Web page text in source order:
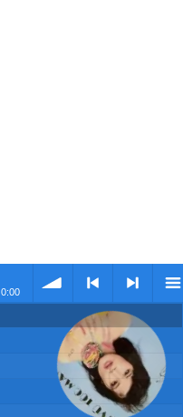
0:00
Tải < Kho > Kho